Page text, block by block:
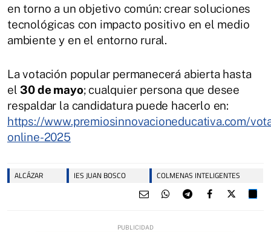
en torno a un objetivo común: crear soluciones
tecnológicas con impacto positivo en el medio
ambiente y en el entorno rural.
La votación popular permanecerá abierta hasta
el 30 de mayo; cualquier persona que desee
respaldar la candidatura puede hacerlo en:
https://www.premiosinnovacioneducativa.com/
online-2025
ALCÁZAR IES JUAN BOSCO COLMENAS INTELIGENTES